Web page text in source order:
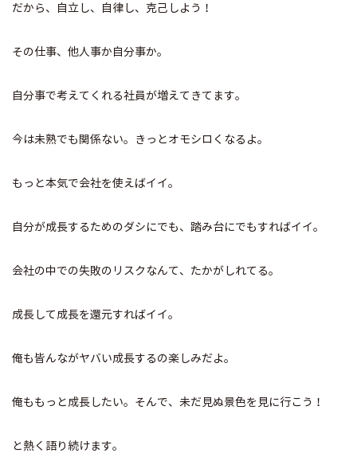
だから、自立し、自律し、克己しよう！
その仕事、他人事か自分事か。
自分事で考えてくれる社員が増えてきてます。
今は未熟でも関係ない。きっとオモシロくなるよ。
もっと本気で会社を使えばイイ。
自分が成長するためのダシにでも、踏み台にでもすればイイ。
会社の中での失敗のリスクなんて、たかがしれてる。
成長して成長を還元すればイイ。
俺も皆んながヤバい成長するの楽しみだよ。
俺ももっと成長したい。そんで、未だ見ぬ景色を見に行こう！
と熱く語り続けます。